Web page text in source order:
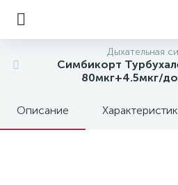
Дыхательная
Симбикорт
80мкг+4.5мкг/
Описание